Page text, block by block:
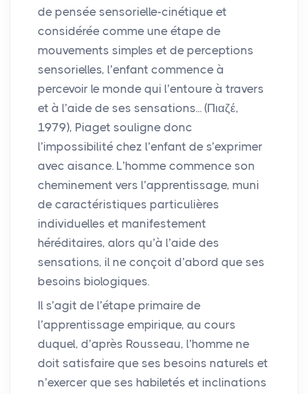
de pensée sensorielle-cinétique et
considérée comme une étape de
mouvements simples et de perceptions
sensorielles, l’enfant commence à
percevoir le monde qui l’entoure à travers
et à l’aide de ses sensations... (Πιαζέ,
1979), Piaget souligne donc
l’impossibilité chez l’enfant de s’exprimer
avec aisance. L’homme commence son
cheminement vers l’apprentissage, muni
de caractéristiques particulières
individuelles et manifestement
héréditaires, alors qu’à l’aide des
sensations, il ne conçoit d’abord que ses
besoins biologiques.
Il s’agit de l’étape primaire de
l’apprentissage empirique, au cours
duquel, d’après Rousseau, l’homme ne
doit satisfaire que ses besoins naturels et
n’exercer que ses habiletés et inclinations